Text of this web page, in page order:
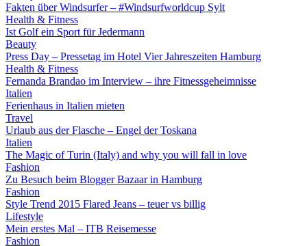
Fakten über Windsurfer – #Windsurfworldcup Sylt
Health & Fitness
Ist Golf ein Sport für Jedermann
Beauty
Press Day – Pressetag im Hotel Vier Jahreszeiten Hamburg
Health & Fitness
Fernanda Brandao im Interview – ihre Fitnessgeheimnisse
Italien
Ferienhaus in Italien mieten
Travel
Urlaub aus der Flasche – Engel der Toskana
Italien
The Magic of Turin (Italy) and why you will fall in love
Fashion
Zu Besuch beim Blogger Bazaar in Hamburg
Fashion
Style Trend 2015 Flared Jeans – teuer vs billig
Lifestyle
Mein erstes Mal – ITB Reisemesse
Fashion